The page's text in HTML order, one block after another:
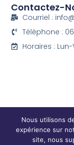
Contactez-
Courriel :
Téléphone :
Horaires :
Nous utilisons
expérience sur
site, nous